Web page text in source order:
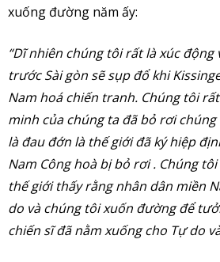
xuống đường năm ấy:
“Dĩ nhiên chúng tôi rất là xúc
trước Sài gòn sẽ sụp đổ khi
Nam hoá chiến tranh. Chúng tôi
minh của chúng ta đã bỏ rơi
là đau đớn là thế giới đã ký hiệp
Nam Công hoà bị bỏ rơi . Chúng
thế giới thấy rằng nhân dân miền
do và chúng tôi xuốn đường để
chiến sĩ đã nằm xuống cho Tự do